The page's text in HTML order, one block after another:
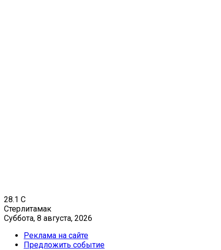
28.1 C
Стерлитамак
Суббота, 8 августа, 2026
Реклама на сайте
Предложить событие